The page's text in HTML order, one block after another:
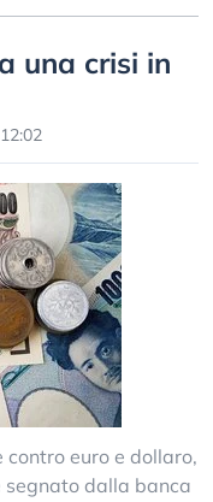
una crisi in
euro e dollaro,
segnato dalla banca